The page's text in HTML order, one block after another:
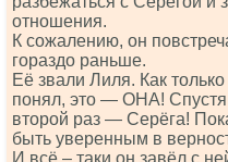
отношения.
К сожалению, он
гораздо раньше.
Её звали Лиля. Как
понял, это — ОНА! Спустя
второй раз — Серёга!
быть уверенным в
И всё – таки он завёл с